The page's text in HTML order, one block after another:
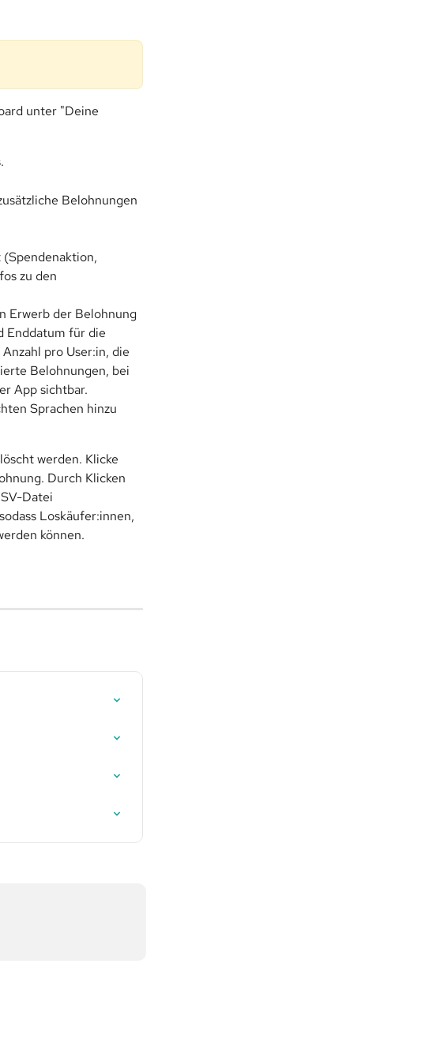
unter "Deine
Belohnungen
zu den
Erwerb der Belohnung
Enddatum für die
pro User:in, die
Belohnungen, bei
App sichtbar.
Sprachen hinzu
werden. Klicke
Durch Klicken
Datei
Loskäufer:innen,
können.